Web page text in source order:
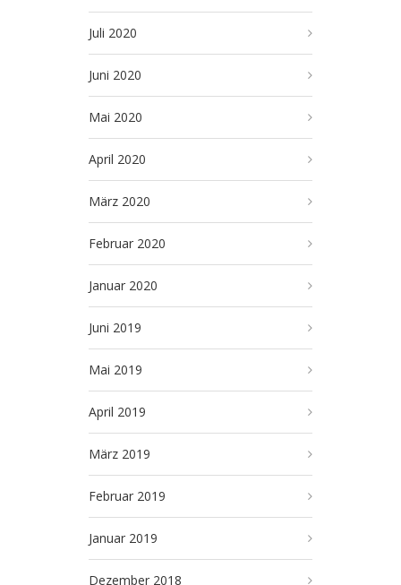
Juli 2020
Juni 2020
Mai 2020
April 2020
März 2020
Februar 2020
Januar 2020
Juni 2019
Mai 2019
April 2019
März 2019
Februar 2019
Januar 2019
Dezember 2018